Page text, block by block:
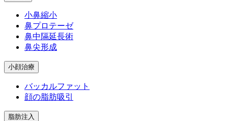
小鼻縮小
鼻プロテーゼ
鼻中隔延長術
鼻尖形成
小顔治療
バッカルファット
顔の脂肪吸引
脂肪注入